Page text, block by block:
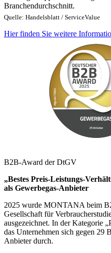
Branchendurchschnitt.
Quelle: Handelsblatt / ServiceValue
Hier finden Sie weitere
B2B-Award der DtGV
„Bestes Preis-Leistungs-
als Gewerbegas-Anbieter
2025 wurde MONTANA beim
Gesellschaft für
ausgezeichnet. In der Kategorie
das Unternehmen sich gegen 29
Anbieter durch.